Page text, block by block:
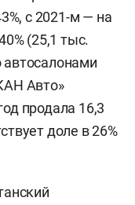
с 2021-м — на
(25,1 тыс.
Авто»
продала 16,3
доле в 26%